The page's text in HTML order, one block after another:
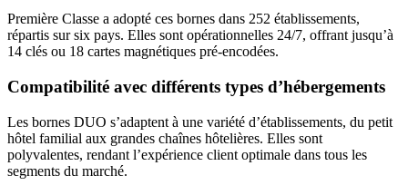
Première Classe a adopté ces bornes dans 252 établissements,
répartis sur six pays. Elles sont opérationnelles 24/7, offrant jusqu’à
14 clés ou 18 cartes magnétiques pré-encodées.
Compatibilité avec différents types d’hébergements
Les bornes DUO s’adaptent à une variété d’établissements, du petit
hôtel familial aux grandes chaînes hôtelières. Elles sont
polyvalentes, rendant l’expérience client optimale dans tous les
segments du marché.